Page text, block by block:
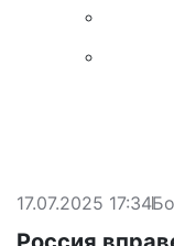
17.07.2025 17:34